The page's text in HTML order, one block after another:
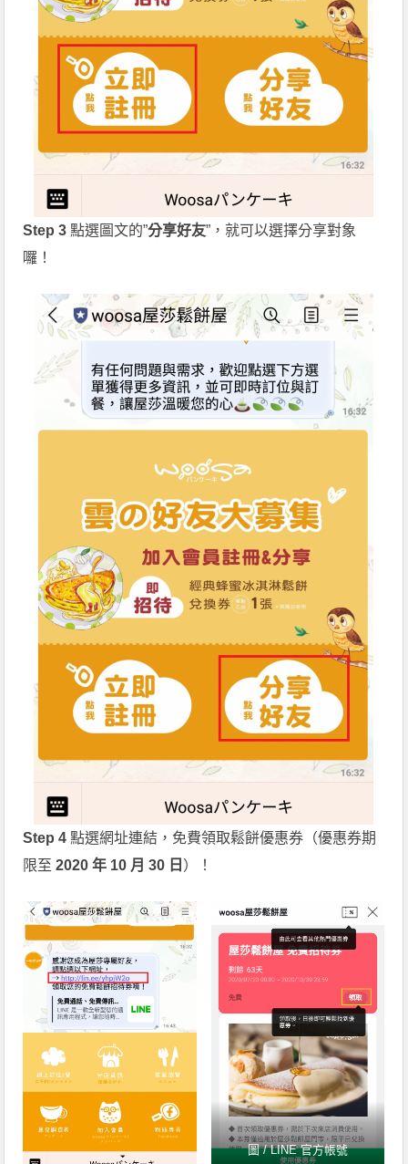
Step 3 點選圖文的”分享好友”，就可以選擇分享對象
囉！
Step 4 點選網址連結，免費領取鬆餅優惠券（優惠券期
限至2020 年 10 月 30 日 ）！
圖 / LINE 官方帳號